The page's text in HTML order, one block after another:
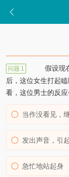
问题 1
假设现在
后，这位女生打起
看，这位男士的反应
当作没看见，
发出声音，引
急忙地站起身